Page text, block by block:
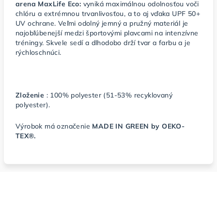
arena MaxLife Eco: vyniká maximálnou odolnosťou voči
chlóru a extrémnou trvanlivosťou, a to aj vďaka UPF 50+
UV ochrane. Veľmi odolný jemný a pružný materiál je
najobľúbenejší medzi športovými plavcami na intenzívne
tréningy. Skvele sedí a dlhodobo drží tvar a farbu a je
rýchloschnúci.
Zloženie : 100% polyester (51-53% recyklovaný
polyester).
Výrobok má označenie MADE IN GREEN by OEKO-
TEX®.